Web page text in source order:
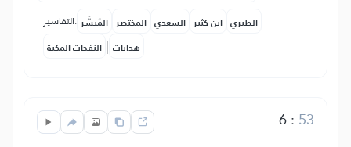
التفاسير: المُيسَّر المختصر السعدي ابن كثير الطبري
النفحات المكية | هدايات
6: 53